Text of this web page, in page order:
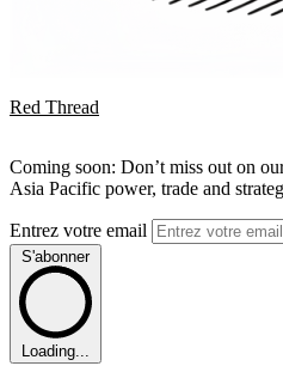
Red Thread
Coming soon: Don’t miss out on
Asia Pacific power, trade and
Entrez votre email
S'abonner
Loading...